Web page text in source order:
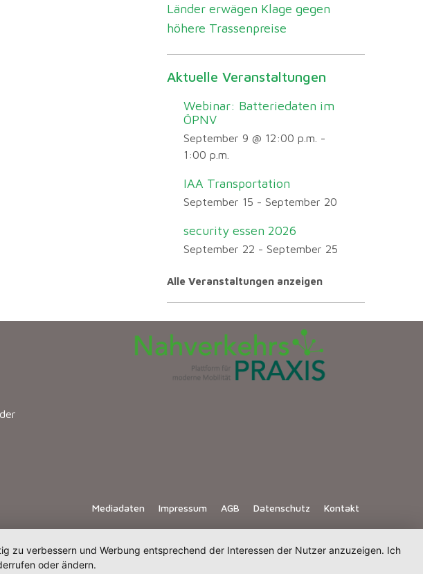
Länder erwägen Klage gegen
höhere Trassenpreise
Aktuelle Veranstaltungen
Webinar: Batteriedaten im
ÖPNV
September 9 @ 12:00 p.m. -
1:00 p.m.
IAA Transportation
September 15 -September 20
security essen 2026
September 22 -September 25
Alle Veranstaltungen anzeigen
Mediadaten Impressum AGB Datenschutz Kontakt
zu verbessern und Werbung entsprechend der Interessen der Nutzer anzuzeigen. Ich
oder ändern.